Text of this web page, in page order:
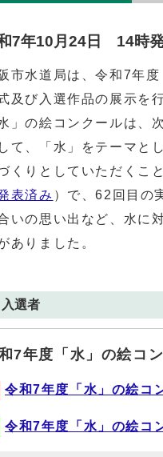
7年10月24日 14時
市水道局は、令和7年度
及び入選作品の展示を
」の絵コンクールは、
て、「水」をテーマと
くりとしていただくこ
表済み ）で、62回目の
いの思い出など、水に
ありました。
選者
7年度「水」の絵コ
令和7年度「水」の絵コ
令和7年度「水」の絵